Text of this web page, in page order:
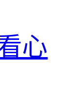
心